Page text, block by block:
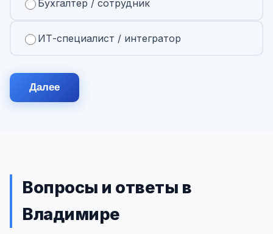
Бухгалтер / сотрудник
ИТ-специалист / интегратор
Далее
Вопросы и ответы в
Владимире